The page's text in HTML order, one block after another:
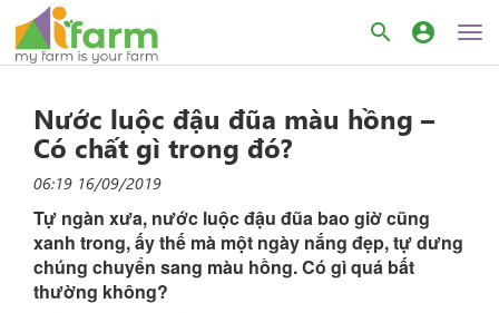
search account_circle
Nước luộc đậu đũa màu hồng –
Có chất gì trong đó?
06:19 16/09/2019
Tự ngàn xưa, nước luộc đậu đũa bao giờ cũng
xanh trong, ấy thế mà một ngày nắng đẹp, tự dưng
chúng chuyển sang màu hồng. Có gì quá bất
thường không?